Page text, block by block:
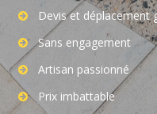
Devis et déplacement
Sans engagement
Artisan passionné
Prix imbattable